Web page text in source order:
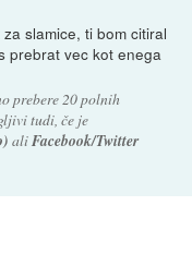
slamice, ti bom citiral
prebrat vec kot enega
prebere 20 polnih
tudi, če je
aliFacebook/Twitter